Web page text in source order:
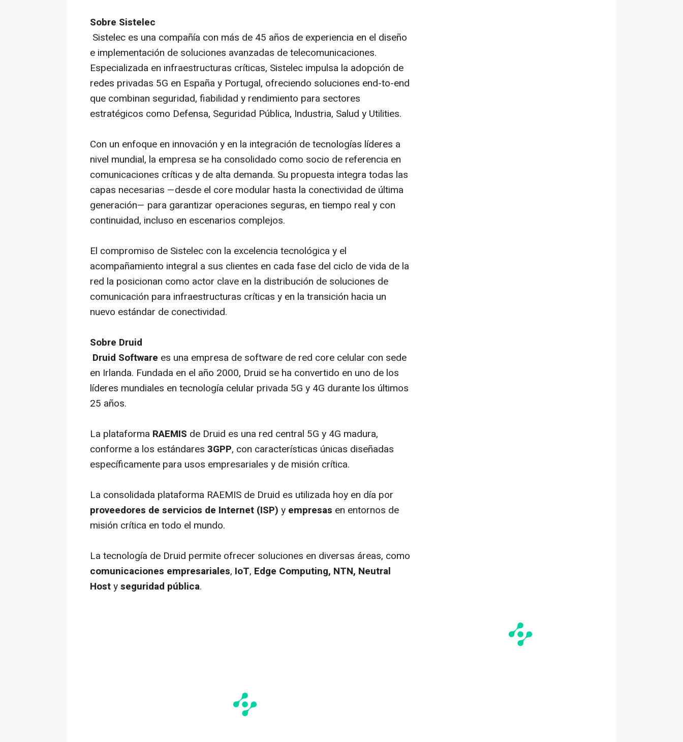
Sobre Sistelec
Sistelec es una compañía con más de 45 años de experiencia en el diseño
e implementación de soluciones avanzadas de telecomunicaciones.
Especializada en infraestructuras críticas, Sistelec impulsa la adopción de
redes privadas 5G en España y Portugal, ofreciendo soluciones end-to-end
que combinan seguridad, fiabilidad y rendimiento para sectores
estratégicos como Defensa, Seguridad Pública, Industria, Salud y Utilities.
Con un enfoque en innovación y en la integración de tecnologías líderes a
nivel mundial, la empresa se ha consolidado como socio de referencia en
comunicaciones críticas y de alta demanda. Su propuesta integra todas las
capas necesarias —desde el core modular hasta la conectividad de última
generación— para garantizar operaciones seguras, en tiempo real y con
continuidad, incluso en escenarios complejos.
El compromiso de Sistelec con la excelencia tecnológica y el
acompañamiento integral a sus clientes en cada fase del ciclo de vida de la
red la posicionan como actor clave en la distribución de soluciones de
comunicación para infraestructuras críticas y en la transición hacia un
nuevo estándar de conectividad.
Sobre Druid
Druid Software es una empresa de software de red core celular con sede
en Irlanda. Fundada en el año 2000, Druid se ha convertido en uno de los
líderes mundiales en tecnología celular privada 5G y 4G durante los últimos
25 años.
La plataforma RAEMIS de Druid es una red central 5G y 4G madura,
conforme a los estándares 3GPP, con características únicas diseñadas
específicamente para usos empresariales y de misión crítica.
La consolidada plataforma RAEMIS de Druid es utilizada hoy en día por
proveedores de servicios de Internet (ISP) y empresas en entornos de
misión crítica en todo el mundo.
La tecnología de Druid permite ofrecer soluciones en diversas áreas, como
comunicaciones empresariales, IoT, Edge Computing, NTN, Neutral
Hostyseguridad pública.